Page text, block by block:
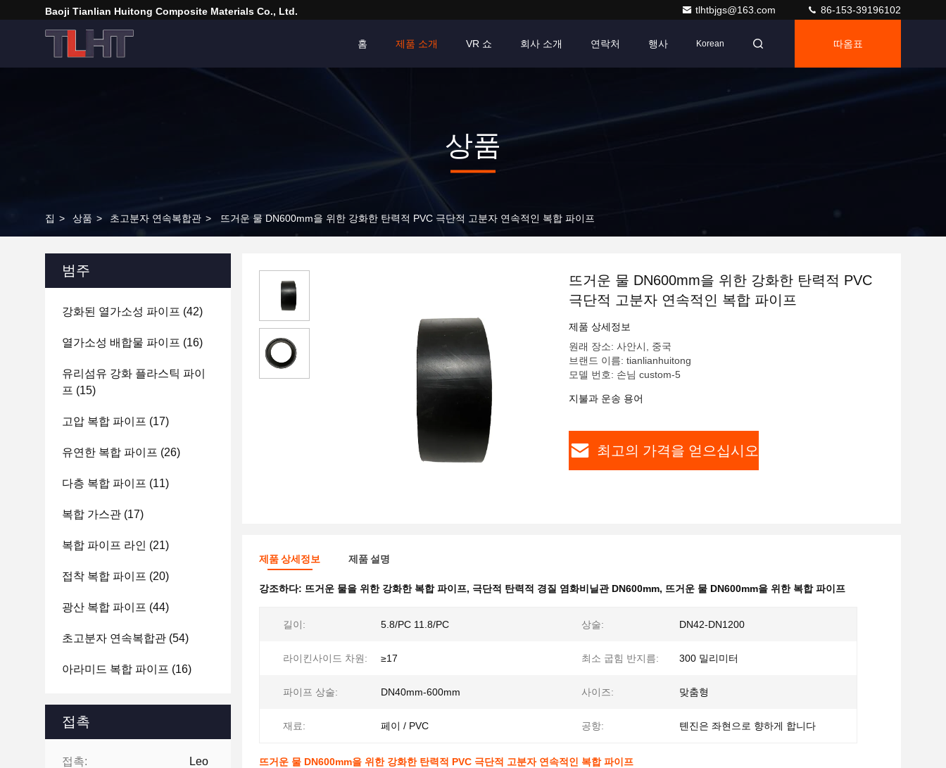
Baoji Tianlian Huitong Composite Materials Co., Ltd. tlhtbjgs@163.com 86-153-39196102
홈 제품 소개 VR 쇼 회사 소개 연락처 행사 Korean 따옴표
상품
집 > 상품 > 초고분자 연속복합관 > 뜨거운 물 DN600mm을 위한 강화한 탄력적 PVC 극단적 고분자 연속적인 복합 파이프
범주
강화된 열가소성 파이프 (42)
열가소성 배합물 파이프 (16)
유리섬유 강화 플라스틱 파이
프 (15)
고압 복합 파이프 (17)
유연한 복합 파이프 (26)
다층 복합 파이프 (11)
복합 가스관 (17)
복합 파이프 라인 (21)
접착 복합 파이프 (20)
광산 복합 파이프 (44)
초고분자 연속복합관 (54)
아라미드 복합 파이프 (16)
접촉
접촉: Leo
뜨거운 물 DN600mm을 위한 강화한 탄력적 PVC
극단적 고분자 연속적인 복합 파이프
제품 상세정보
원래 장소: 사안시, 중국
브랜드 이름: tianlianhuitong
모델 번호: 손님 custom-5
지불과 운송 용어
최고의 가격을 얻으십시오
제품 상세정보 제품 설명
강조하다: 뜨거운 물을 위한 강화한 복합 파이프, 극단적 탄력적 경질 염화비닐관 DN600mm, 뜨거운 물 DN600mm을 위한 복합 파이프
길이: 5.8/PC 11.8/PC 상술: DN42-DN1200
라이킨사이드 차원: ≥17 최소 굽힘 반지름: 300 밀리미터
파이프 상술: DN40mm-600mm 사이즈: 맞춤형
재료: 페이 / PVC 공항: 톈진은 좌현으로 향하게 합니다
뜨거운 물 DN600mm을 위한 강화한 탄력적 PVC 극단적 고분자 연속적인 복합 파이프